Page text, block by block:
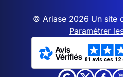
© Ariase 2026 Un site
Paramétrer
81 avis ces